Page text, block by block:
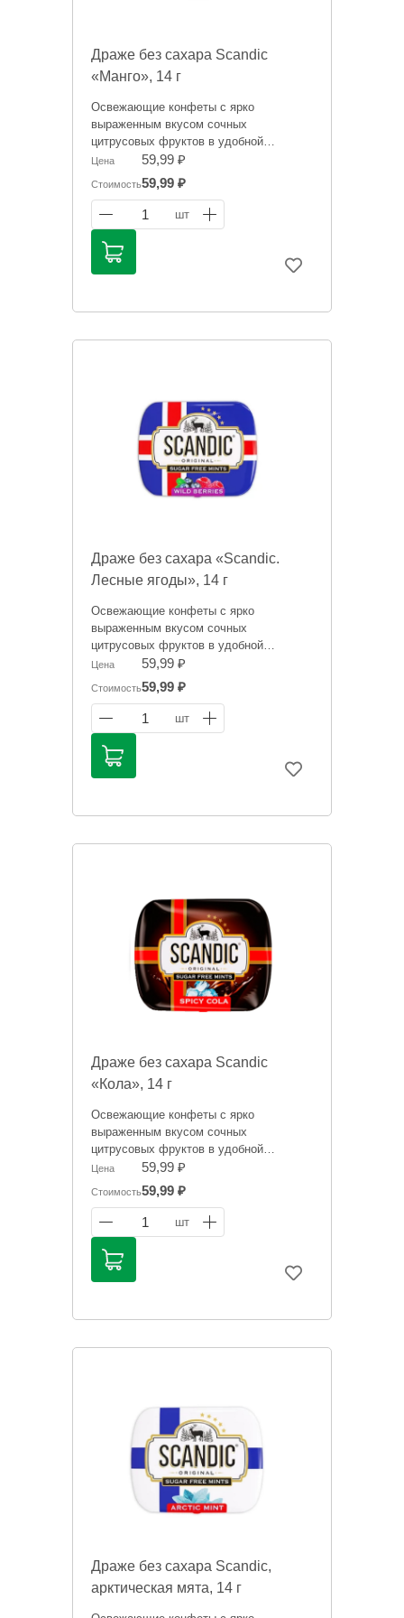
Драже без сахара Scandic
«Манго», 14 г
Освежающие конфеты с ярко
выраженным вкусом сочных
цитрусовых фруктов в удобной
упаковке, которую везде можно взять с
собой. Не содержат сахара и освежают
Информация на сайте о товарах носит
справочный характер и не является
публичной офертой. Цена может
меняться. Фото товаров может
Цена 59,99 ₽
Стоимость59,99 ₽
1 шт
Драже без сахара «Scandic.
Лесные ягоды», 14 г
Освежающие конфеты с ярко
выраженным вкусом сочных
цитрусовых фруктов в удобной
упаковке, которую везде можно взять с
собой. Не содержат сахара и освежают
Информация на сайте о товарах носит
справочный характер и не является
публичной офертой. Цена может
меняться. Фото товаров может
Цена 59,99 ₽
Стоимость59,99 ₽
1 шт
Драже без сахара Scandic
«Кола», 14 г
Освежающие конфеты с ярко
выраженным вкусом сочных
цитрусовых фруктов в удобной
упаковке, которую везде можно взять с
собой. Не содержат сахара и освежают
Информация на сайте о товарах носит
справочный характер и не является
публичной офертой. Цена может
меняться. Фото товаров может
Цена 59,99 ₽
Стоимость59,99 ₽
1 шт
Драже без сахара Scandic,
арктическая мята, 14 г